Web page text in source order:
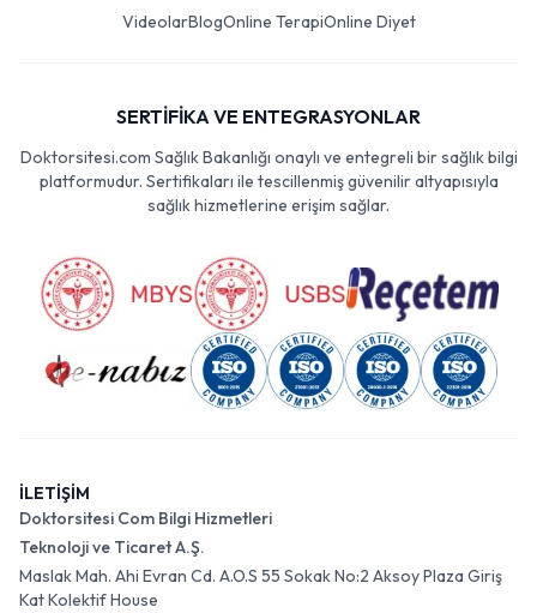
VideolarBlogOnline TerapiOnline Diyet
SERTİFİKA VE ENTEGRASYONLAR
Doktorsitesi.com Sağlık Bakanlığı onaylı ve entegreli bir sağlık bilgi
platformudur. Sertifikaları ile tescillenmiş güvenilir altyapısıyla
sağlık hizmetlerine erişim sağlar.
İLETİŞİM
Doktorsitesi Com Bilgi Hizmetleri
Teknoloji ve Ticaret A.Ş.
Maslak Mah. Ahi Evran Cd. A.O.S 55 Sokak No:2 Aksoy Plaza Giriş
Kat Kolektif House